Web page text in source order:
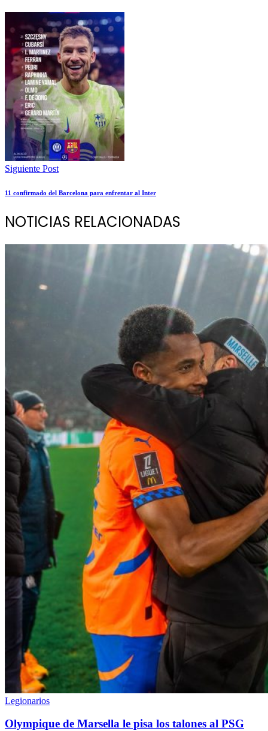
Siguiente Post
11 confirmado del Barcelona para enfrentar al Inter
NOTICIAS RELACIONADAS
Legionarios
Olympique de Marsella le pisa los talones al PSG